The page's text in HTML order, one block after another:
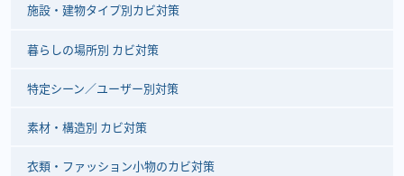
施設・建物タイプ別カビ対策
暮らしの場所別 カビ対策
特定シーン／ユーザー別対策
素材・構造別 カビ対策
衣類・ファッション小物のカビ対策